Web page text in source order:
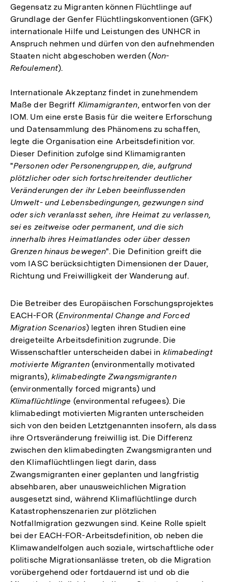
Gegensatz zu Migranten können Flüchtlinge auf
Grundlage der Genfer Flüchtlingskonventionen (GFK)
internationale Hilfe und Leistungen des UNHCR in
Anspruch nehmen und dürfen von den aufnehmenden
Staaten nicht abgeschoben werden (Non-
Refoulement).
Internationale Akzeptanz findet in zunehmendem
Maße der Begriff Klimamigranten, entworfen von der
IOM. Um eine erste Basis für die weitere Erforschung
und Datensammlung des Phänomens zu schaffen,
legte die Organisation eine Arbeitsdefinition vor.
Dieser Definition zufolge sind Klimamigranten
"Personen oder Personengruppen, die, aufgrund
plötzlicher oder sich fortschreitender deutlicher
Veränderungen der ihr Leben beeinflussenden
Umwelt- und Lebensbedingungen, gezwungen sind
oder sich veranlasst sehen, ihre Heimat zu verlassen,
sei es zeitweise oder permanent, und die sich
innerhalb ihres Heimatlandes oder über dessen
Grenzen hinaus bewegen". Die Definition greift die
vom IASC berücksichtigten Dimensionen der Dauer,
Richtung und Freiwilligkeit der Wanderung auf.
Die Betreiber des Europäischen Forschungsprojektes
EACH-FOR (Environmental Change and Forced
Migration Scenarios) legten ihren Studien eine
dreigeteilte Arbeitsdefinition zugrunde. Die
Wissenschaftler unterscheiden dabei in klimabedingt
motivierte Migranten (environmentally motivated
migrants), klimabedingte Zwangsmigranten
(environmentally forced migrants) und
Klimaflüchtlinge (environmental refugees). Die
klimabedingt motivierten Migranten unterscheiden
sich von den beiden Letztgenannten insofern, als dass
ihre Ortsveränderung freiwillig ist. Die Differenz
zwischen den klimabedingten Zwangsmigranten und
den Klimaflüchtlingen liegt darin, dass
Zwangsmigranten einer geplanten und langfristig
absehbaren, aber unausweichlichen Migration
ausgesetzt sind, während Klimaflüchtlinge durch
Katastrophenszenarien zur plötzlichen
Notfallmigration gezwungen sind. Keine Rolle spielt
bei der EACH-FOR-Arbeitsdefinition, ob neben die
Klimawandelfolgen auch soziale, wirtschaftliche oder
politische Migrationsanlässe treten, ob die Migration
vorübergehend oder fortdauernd ist und ob die